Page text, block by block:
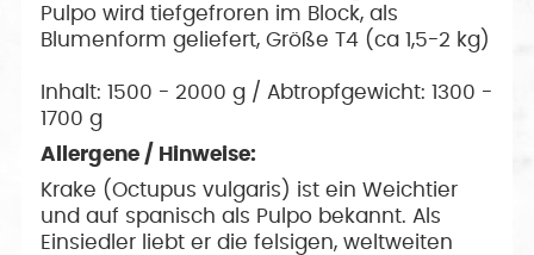
Pulpo wird tiefgefroren im Block, als
Blumenform geliefert, Größe T4 (ca 1,5-2 kg)
Inhalt: 1500 - 2000 g / Abtropfgewicht: 1300 -
1700 g
Allergene / Hinweise:
Krake (Octupus vulgaris) ist ein Weichtier
und auf spanisch als Pulpo bekannt. Als
Einsiedler liebt er die felsigen, weltweiten